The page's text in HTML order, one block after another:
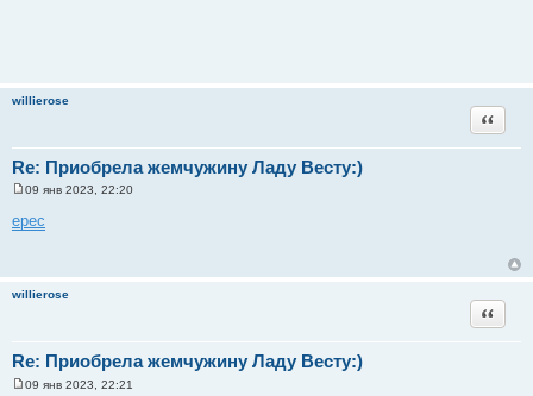
willierose
Re: Приобрела жемчужину Ладу Весту:)
Цитата
о
и
09 янв 2023, 22:20
epec
willierose
Re: Приобрела жемчужину Ладу Весту:)
Цитата
09 янв 2023, 22:21